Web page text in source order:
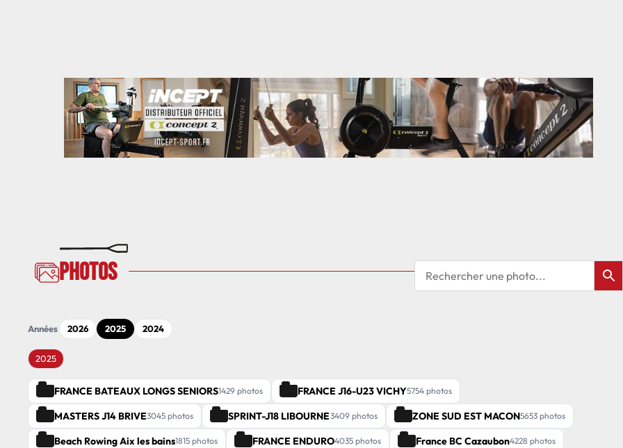
Photos
Années 2026 2025 2024
2025
FRANCE BATEAUX LONGS SENIORS1429 photos FRANCE J16-U23 VICHY5754 photos
MASTERS J14 BRIVE3045 photos SPRINT-J18 LIBOURNE3409 photos ZONE SUD EST MACON5653 photos
Beach Rowing Aix les bains1815 photos FRANCE ENDURO4035 photos France BC Cazaubon4228 photos